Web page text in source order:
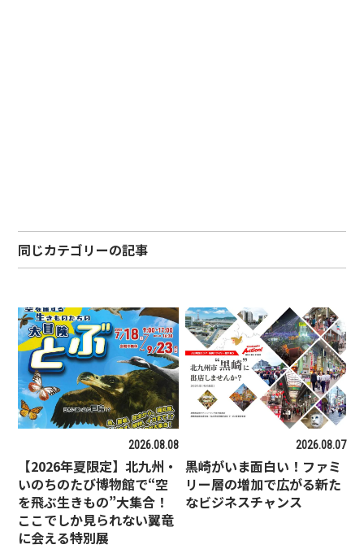
同じカテゴリーの記事
2026.08.08
【2026年夏限定】北九州・
いのちのたび博物館で“空
を飛ぶ生きもの”大集合！
ここでしか見られない翼竜
に会える特別展
2026.08.07
黒崎がいま面白い！ファミ
リー層の増加で広がる新た
なビジネスチャンス